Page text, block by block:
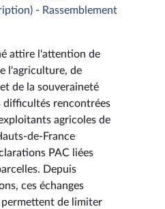
- Rassemblement
attire l'attention de
l'agriculture, de
de la souveraineté
difficultés rencontrées
agricoles de
de-France
PAC liées
Depuis
ces échanges
de limiter